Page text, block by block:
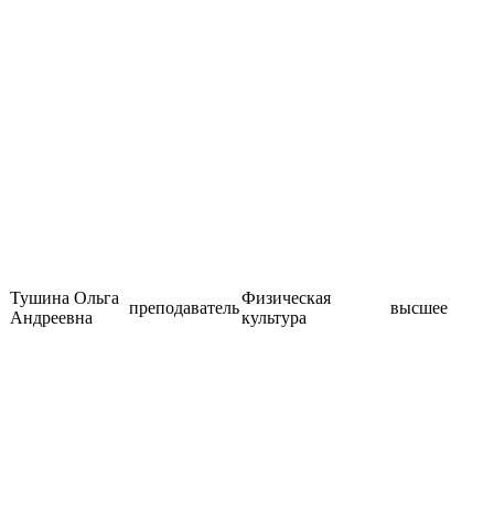
Тушина Ольга
Андреевна
преподаватель
Физическая
культура
высшее